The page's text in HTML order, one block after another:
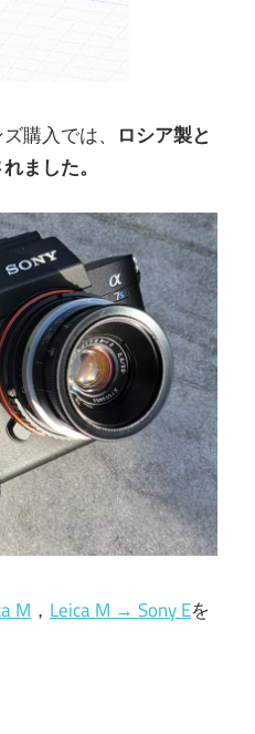
購入では、 ロシア製と
ました。
M ， Leica M → Sony Eを